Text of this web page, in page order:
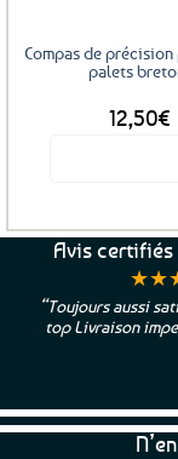
Compas de précision
palets
12,50€
Avis certifiés
“Toujours aussi
top Livraison